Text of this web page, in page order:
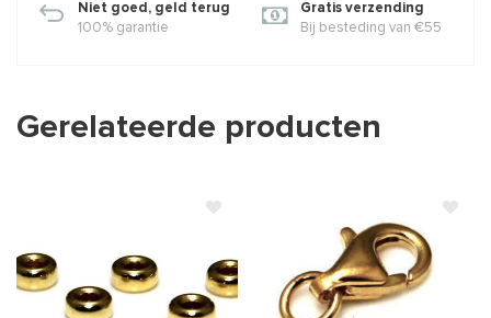
Niet goed, geld terug
100% garantie
Gratis verzending
Bij besteding van €55
Gerelateerde producten